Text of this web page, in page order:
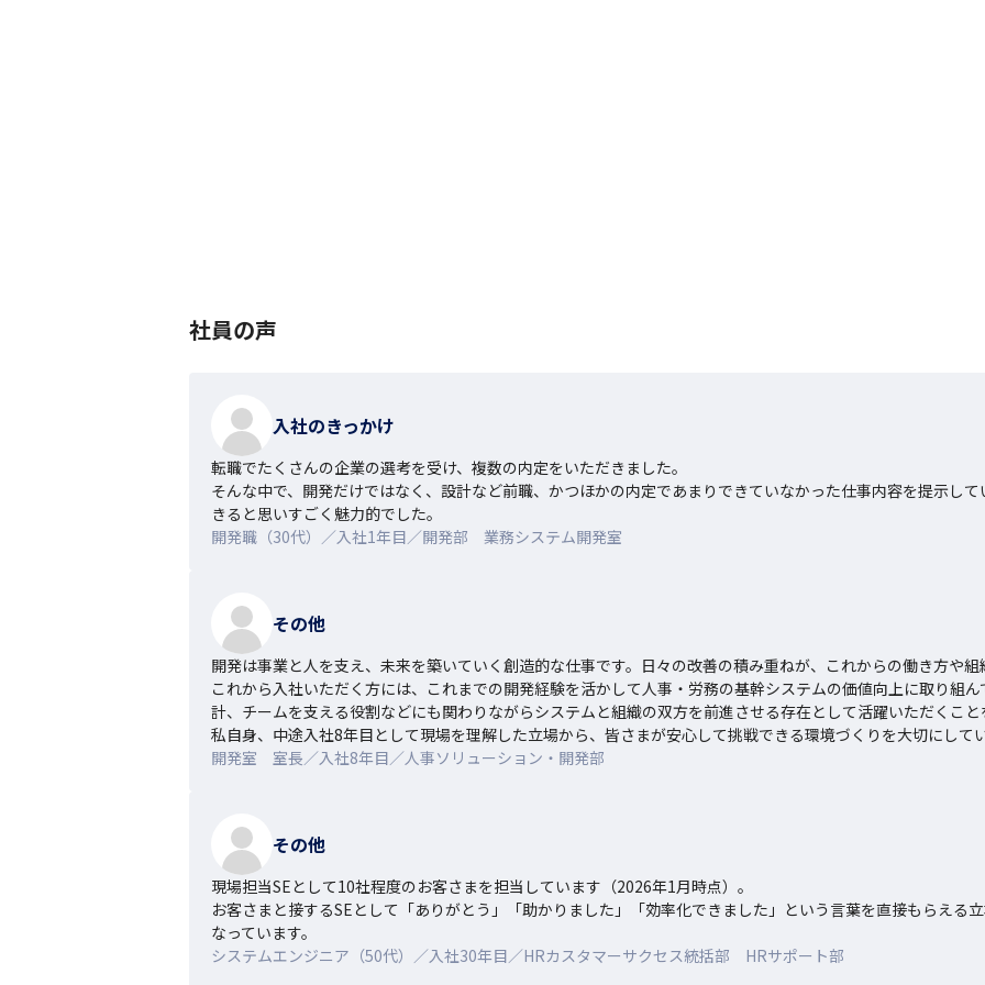
社員の声
入社のきっかけ
転職でたくさんの企業の選考を受け、複数の内定をいただきました。
そんな中で、開発だけではなく、設計など前職、かつほかの内定であまりできていなかった仕事内容を提示し
きると思いすごく魅力的でした。
開発職（30代）／入社1年目／開発部 業務システム開発室
その他
開発は事業と人を支え、未来を築いていく創造的な仕事です。日々の改善の積み重ねが、これからの働き方や組
これから入社いただく方には、これまでの開発経験を活かして人事・労務の基幹システムの価値向上に取り組
計、チームを支える役割などにも関わりながらシステムと組織の双方を前進させる存在として活躍いただくこと
私自身、中途入社8年目として現場を理解した立場から、皆さまが安心して挑戦できる環境づくりを大切にして
開発室 室長／入社8年目／人事ソリューション・開発部
その他
現場担当SEとして10社程度のお客さまを担当しています（2026年1月時点）。
お客さまと接するSEとして「ありがとう」「助かりました」「効率化できました」という言葉を直接もらえる
なっています。
システムエンジニア（50代）／入社30年目／HRカスタマーサクセス統括部 HRサポート部